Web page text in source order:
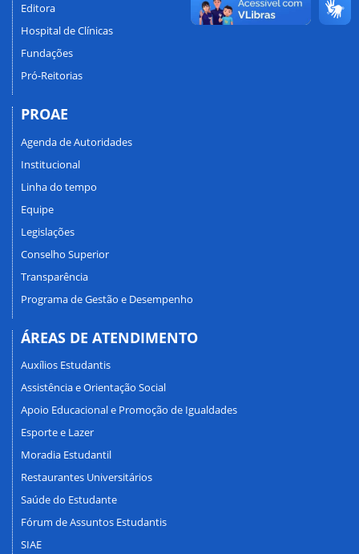
Editora
Hospital de Clínicas
Fundações
Pró-Reitorias
PROAE
Agenda de Autoridades
Institucional
Linha do tempo
Equipe
Legislações
Conselho Superior
Transparência
Programa de Gestão e Desempenho
ÁREAS DE ATENDIMENTO
Auxílios Estudantis
Assistência e Orientação Social
Apoio Educacional e Promoção de Igualdades
Esporte e Lazer
Moradia Estudantil
Restaurantes Universitários
Saúde do Estudante
Fórum de Assuntos Estudantis
SIAE